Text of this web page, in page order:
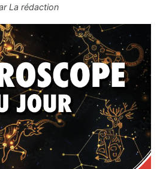
La rédaction